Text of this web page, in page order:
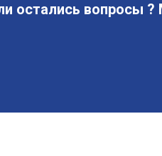
остались вопросы